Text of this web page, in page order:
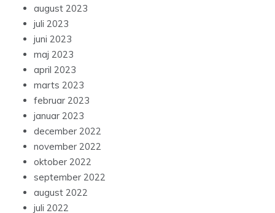
august 2023
juli 2023
juni 2023
maj 2023
april 2023
marts 2023
februar 2023
januar 2023
december 2022
november 2022
oktober 2022
september 2022
august 2022
juli 2022